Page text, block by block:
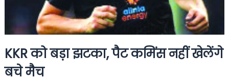
KKR को बड़ा झटका, पैट कमिंस नहीं खेलेंगे
बचे मैच